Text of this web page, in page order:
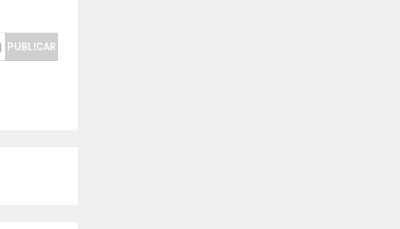
PUBLICAR